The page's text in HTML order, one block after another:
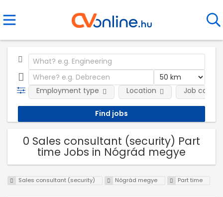
Employment type Location Job
0 Sales consultant (security) Part
time Jobs in Nógrád megye
Sales consultant (security) Nógrád megye Part time